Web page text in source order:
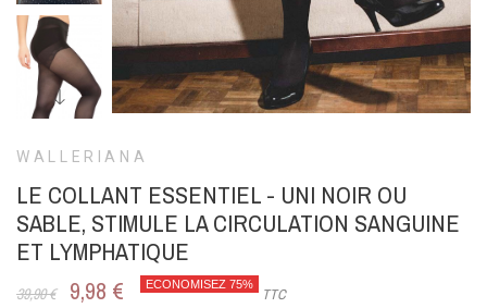
WALLERIANA
LE COLLANT ESSENTIEL - UNI NOIR OU
SABLE, STIMULE LA CIRCULATION SANGUINE
ET LYMPHATIQUE
39,90 € 9,98 € ECONOMISEZ 75%
TTC